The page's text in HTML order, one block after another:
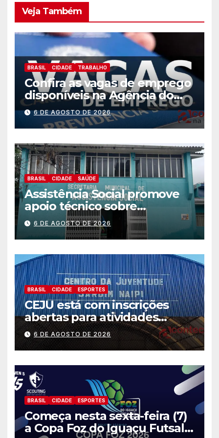
Veja Também
BRASIL CIDADE TRABALHO
Confira as vagas de emprego
disponíveis na Agência do
Trabalhador
6 DE AGOSTO DE 2026
BRASIL CIDADE SAÚDE
Assistência Social promove
apoio técnico sobre
preparação e resposta a
situações de emergência e
calamidade pública
6 DE AGOSTO DE 2026
BRASIL CIDADE ESPORTES
CEJU está com inscrições
abertas para atividades
gratuitas
6 DE AGOSTO DE 2026
BRASIL CIDADE ESPORTES
Começa nesta sexta-feira (7)
a Copa Foz do Iguaçu Futsal